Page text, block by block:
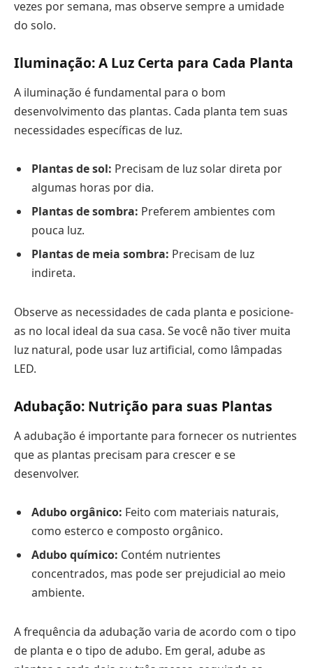
vezes por semana, mas observe sempre a umidade
do solo.
Iluminação: A Luz Certa para Cada Planta
A iluminação é fundamental para o bom
desenvolvimento das plantas. Cada planta tem suas
necessidades específicas de luz.
Plantas de sol: Precisam de luz solar direta por
algumas horas por dia.
Plantas de sombra: Preferem ambientes com
pouca luz.
Plantas de meia sombra: Precisam de luz
indireta.
Observe as necessidades de cada planta e posicione-
as no local ideal da sua casa. Se você não tiver muita
luz natural, pode usar luz artificial, como lâmpadas
LED.
Adubação: Nutrição para suas Plantas
A adubação é importante para fornecer os nutrientes
que as plantas precisam para crescer e se
desenvolver.
Adubo orgânico: Feito com materiais naturais,
como esterco e composto orgânico.
Adubo químico: Contém nutrientes
concentrados, mas pode ser prejudicial ao meio
ambiente.
A frequência da adubação varia de acordo com o tipo
de planta e o tipo de adubo. Em geral, adube as